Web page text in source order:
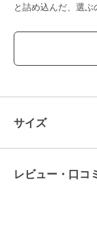
と詰め込んだ、選ぶ
ブルー：ふんわり
イエロー：キュー
す。
ウエストにはリボ
フロントにはネッ
サイズ
レビュー・口コ